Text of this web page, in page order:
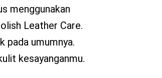
menggunakan
Leather Care.
pada umumnya.
kesayanganmu.